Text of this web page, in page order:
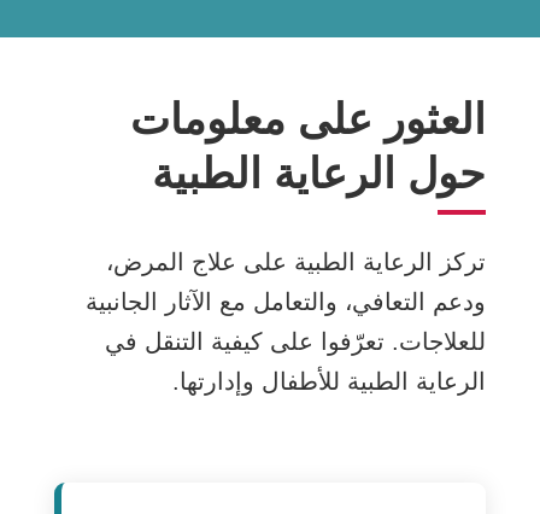
العثور على معلومات
حول الرعاية الطبية
تركز الرعاية الطبية على علاج المرض،
ودعم التعافي، والتعامل مع الآثار الجانبية
للعلاجات. تعرّفوا على كيفية التنقل في
الرعاية الطبية للأطفال وإدارتها.